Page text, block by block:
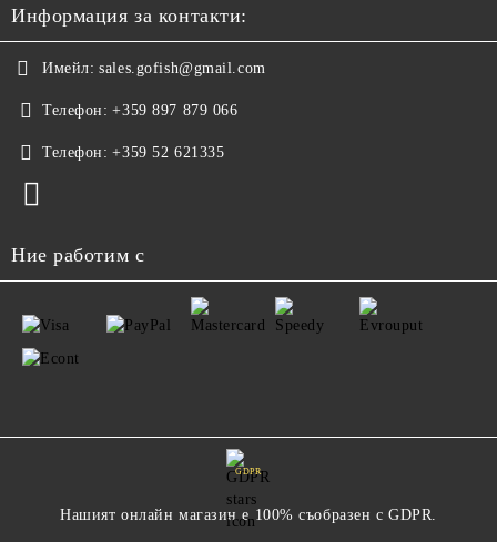
Информация за контакти:
Имейл: sales.gofish@gmail.com
Телефон: +359 897 879 066
Телефон: +359 52 621335
Ние работим с
GDPR
Нашият онлайн магазин е 100% съобразен с GDPR.